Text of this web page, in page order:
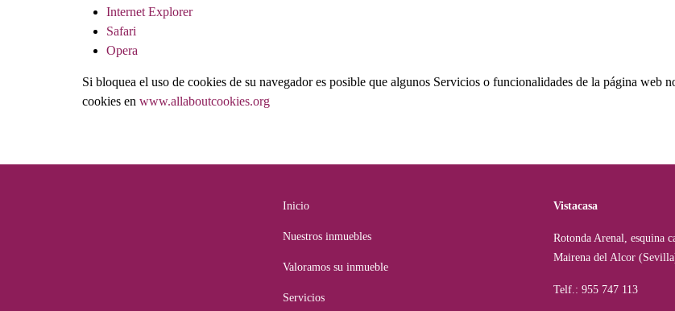
Internet Explorer
Safari
Opera
Si bloquea el uso de cookies de su navegador es posible que algunos Servicios o funcionalidades de la página web
cookies en www.allaboutcookies.org
Inicio
Nuestros inmuebles
Valoramos su inmueble
Servicios
Vistacasa
Rotonda Arenal, esquina
Mairena del Alcor
Telf.: 955 747 113